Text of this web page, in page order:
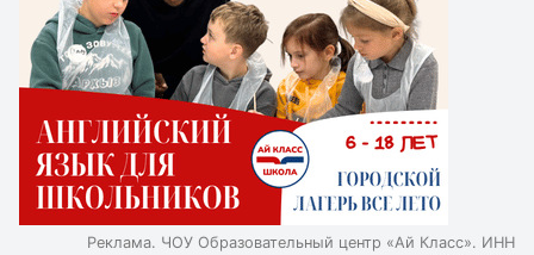
Реклама. ЧОУ Образовательный центр «Ай Класс». ИНН